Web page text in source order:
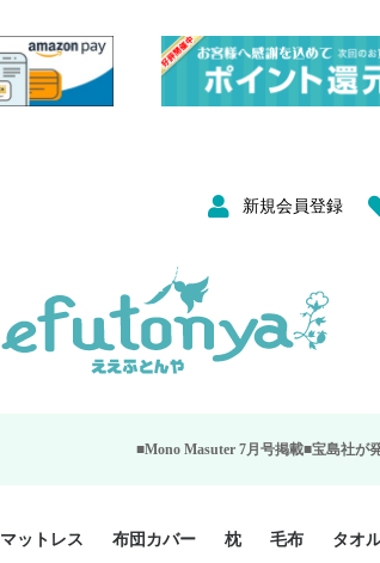
新規会員登録
■Mono Masuter 7月号掲載■宝島社が発行する大人のモノ
マットレス 布団カバー 枕 毛布 タオ